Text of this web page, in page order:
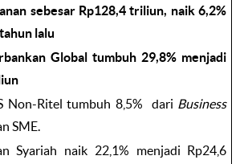
sebesar Rp128,4 triliun, naik 6,2%
lalu
Global tumbuh 29,8% menjadi
Non-Ritel tumbuh 8,5% dari Business
SME.
Syariah naik 22,1% menjadi Rp24,6